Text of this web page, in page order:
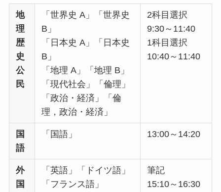
地
理
歴
史
公
民
「世界史 A」「世界史
B」
「日本史 A」「日本史
B」
「地理 A」「地理 B」
「現代社会」「倫理」
「政治・経済」「倫
理，政治・経済」
2科目選択
9:30～11:40
1科目選択
10:40～11:40
国
語
「国語」 13:00～14:20
外
国
「英語」「ドイツ語」
「フランス語」
筆記
15:10～16:30